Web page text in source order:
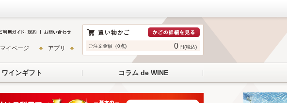
ご注文金額（0点) 0 円(税込)
マイページ アプリ
ワインギフト コラム de WINE